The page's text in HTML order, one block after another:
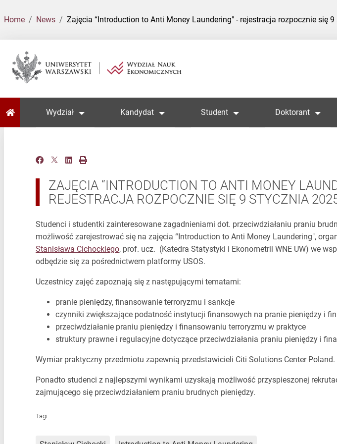
Home News Zajęcia “Introduction to Anti Money Laundering" - rejestracja rozpocznie się
Home Wydział Kandydat Student Doktorant
ZAJĘCIA “INTRODUCTION TO ANTI MONEY
REJESTRACJA ROZPOCZNIE SIĘ 9 STYCZNIA
Studenci i studentki zainteresowane zagadnieniami dot. przeciwdziałaniu praniu
możliwość zarejestrować się na zajęcia “Introduction to Anti Money Laundering",
Stanisława Cichockiego, prof. ucz. (Katedra Statystyki i Ekonometrii WNE UW) we
odbędzie się za pośrednictwem platformy USOS.
Uczestnicy zajęć zapoznają się z następującymi tematami:
pranie pieniędzy, finansowanie terroryzmu i sankcje
czynniki zwiększające podatność instytucji finansowych na pranie pieniędzy i
przeciwdziałanie praniu pieniędzy i finansowaniu terroryzmu w praktyce
struktury prawne i regulacyjne dotyczące przeciwdziałania praniu pieniędzy i
Wymiar praktyczny przedmiotu zapewnią przedstawicieli Citi Solutions Center Poland.
Ponadto studenci z najlepszymi wynikami uzyskają możliwość przyspieszonej
zajmującego się przeciwdziałaniem praniu brudnych pieniędzy.
Tagi